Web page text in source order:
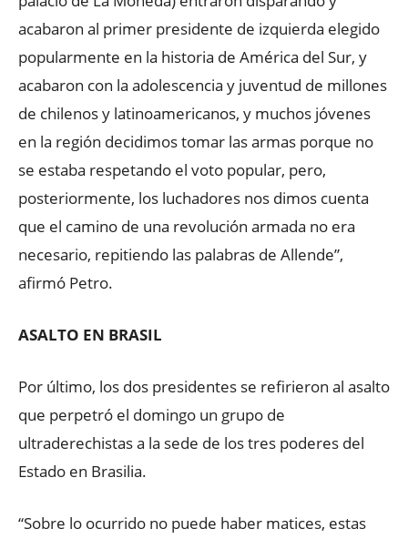
acabaron al primer presidente de izquierda elegido
popularmente en la historia de América del Sur, y
acabaron con la adolescencia y juventud de millones
de chilenos y latinoamericanos, y muchos jóvenes
en la región decidimos tomar las armas porque no
se estaba respetando el voto popular, pero,
posteriormente, los luchadores nos dimos cuenta
que el camino de una revolución armada no era
necesario, repitiendo las palabras de Allende”,
afirmó Petro.
ASALTO EN BRASIL
Por último, los dos presidentes se refirieron al asalto
que perpetró el domingo un grupo de
ultraderechistas a la sede de los tres poderes del
Estado en Brasilia.
“Sobre lo ocurrido no puede haber matices, estas